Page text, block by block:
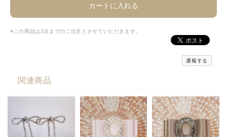
カートに入れる
※この商品は2点までのご注文とさせていただきます。
通報する
関連商品